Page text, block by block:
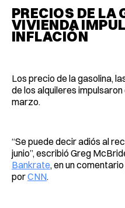
PRECIOS DE LA
VIVIENDA
INFLACIÓN
Los precio de la gasolina,
de los alquileres
marzo.
“Se puede decir adiós al
junio”, escribió Greg
Bankrate, en un
porCNN.